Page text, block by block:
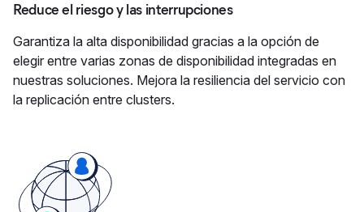
Reduce el riesgo y las interrupciones
Garantiza la alta disponibilidad gracias a la opción de
elegir entre varias zonas de disponibilidad integradas en
nuestras soluciones. Mejora la resiliencia del servicio con
la replicación entre clusters.